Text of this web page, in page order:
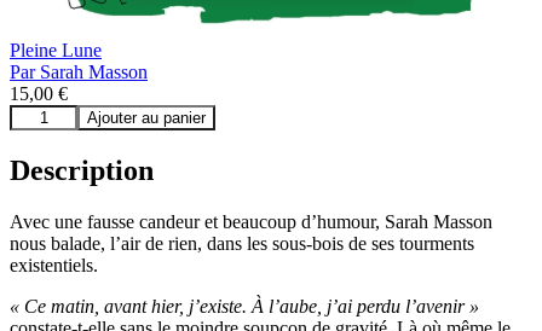
Pleine Lune
Par Sarah Masson
15,00 €
quantité
de
Désexister
Ajouter au panier
Description
Avec une fausse candeur et beaucoup d’humour, Sarah Masson
nous balade, l’air de rien, dans les sous-bois de ses tourments
existentiels.
« Ce matin, avant hier, j’existe. À l’aube, j’ai perdu l’avenir »